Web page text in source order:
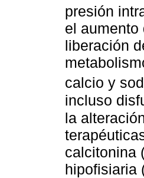
presión
el aumento
liberación
calcio y
incluso
la
calcitonina
hipofisiaria